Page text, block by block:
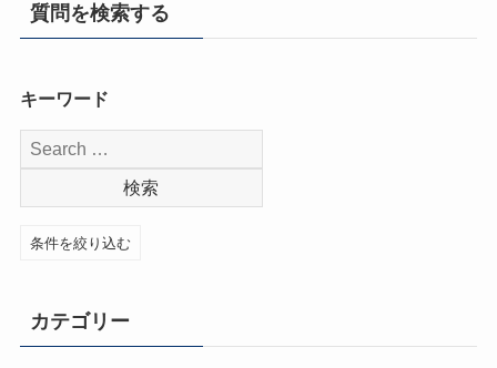
質問を検索する
キーワード
条件を絞り込む
カテゴリー